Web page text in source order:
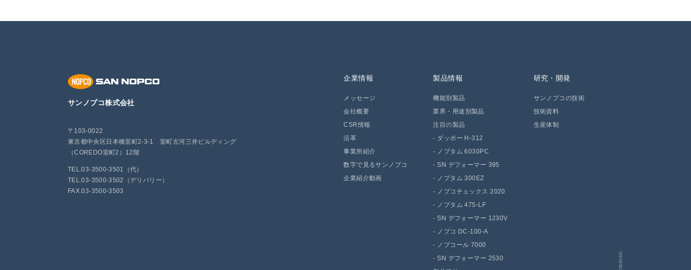
サンノプコ株式会社
〒103-0022
東京都中央区日本橋室町2-3-1 室町古河三井ビルディング
（COREDO室町2）12階
TEL.03-3500-3501（代）
TEL.03-3500-3502（デリバリー）
FAX.03-3500-3503
企業情報
メッセージ
会社概要
CSR情報
沿革
事業所紹介
数字で見るサンノプコ
企業紹介動画
製品情報
機能別製品
業界・用途別製品
注目の製品
- ダッポー H-312
- ノプタム 6030PC
-SN デフォーマー 395
- ノプタム 300EZ
- ノプコチェックス 2020
- ノプタム 475-LF
-SN デフォーマー 1230V
- ノプコ DC-100-A
- ノプコール 7000
-SN デフォーマー 2530
研究・開発
サンノプコの技術
技術資料
生産体制